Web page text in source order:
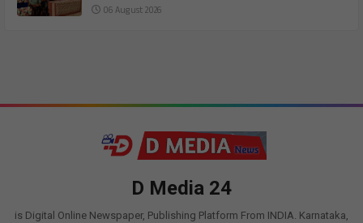
06 August 2026
D Media 24
is Digital Online Newspaper, Publishing Platform From INDIA. Karnataka,